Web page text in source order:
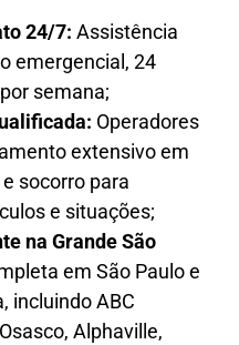
24/7: Assistência
emergencial, 24
semana;
Operadores
extensivo em
socorro para
e situações;
na Grande São
em São Paulo e
incluindo ABC
Alphaville,